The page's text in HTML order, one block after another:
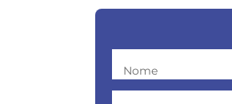
Nome